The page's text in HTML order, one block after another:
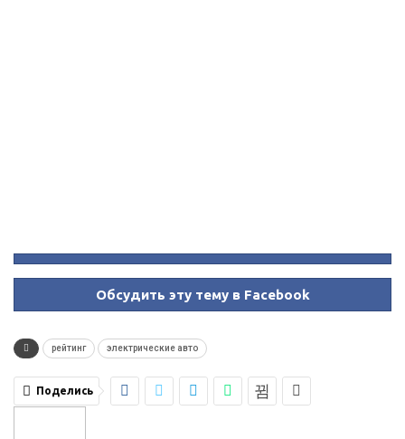
Обсудить эту тему в Facebook
рейтинг электрические авто
Поделись